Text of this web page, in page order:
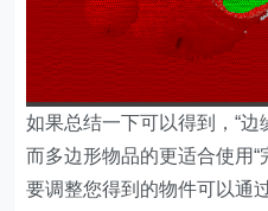
如果总结一下可以得到，“边
而多边形物品的更适合使用“
要调整您得到的物件可以通